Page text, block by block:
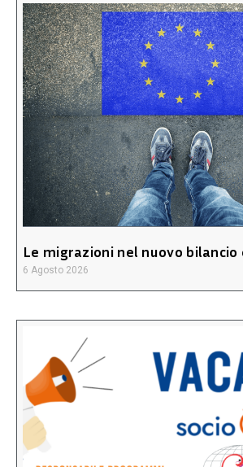
Le migrazioni nel nuovo bilancio
6 Agosto 2026